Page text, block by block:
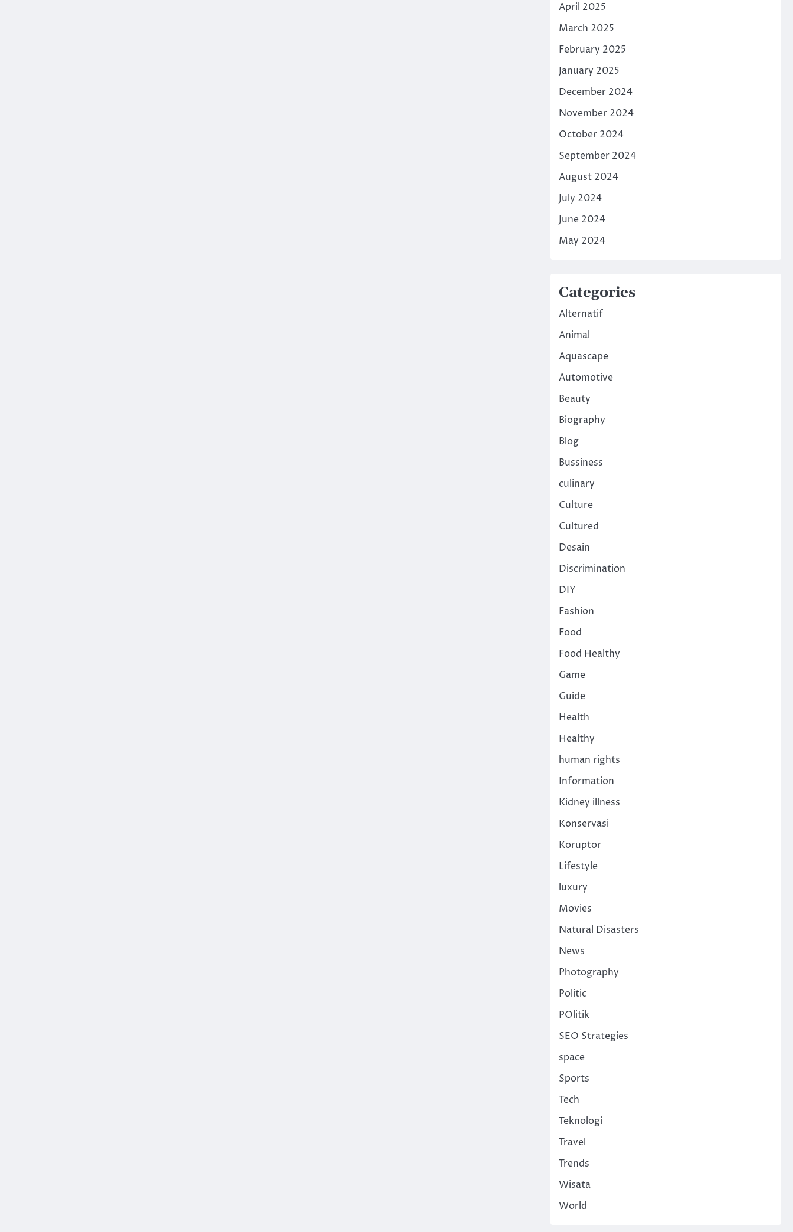
April 2025
March 2025
February 2025
January 2025
December 2024
November 2024
October 2024
September 2024
August 2024
July 2024
June 2024
May 2024
Categories
Alternatif
Animal
Aquascape
Automotive
Beauty
Biography
Blog
Bussiness
culinary
Culture
Cultured
Desain
Discrimination
DIY
Fashion
Food
Food Healthy
Game
Guide
Health
Healthy
human rights
Information
Kidney illness
Konservasi
Koruptor
Lifestyle
luxury
Movies
Natural Disasters
News
Photography
Politic
POlitik
SEO Strategies
space
Sports
Tech
Teknologi
Travel
Trends
Wisata
World